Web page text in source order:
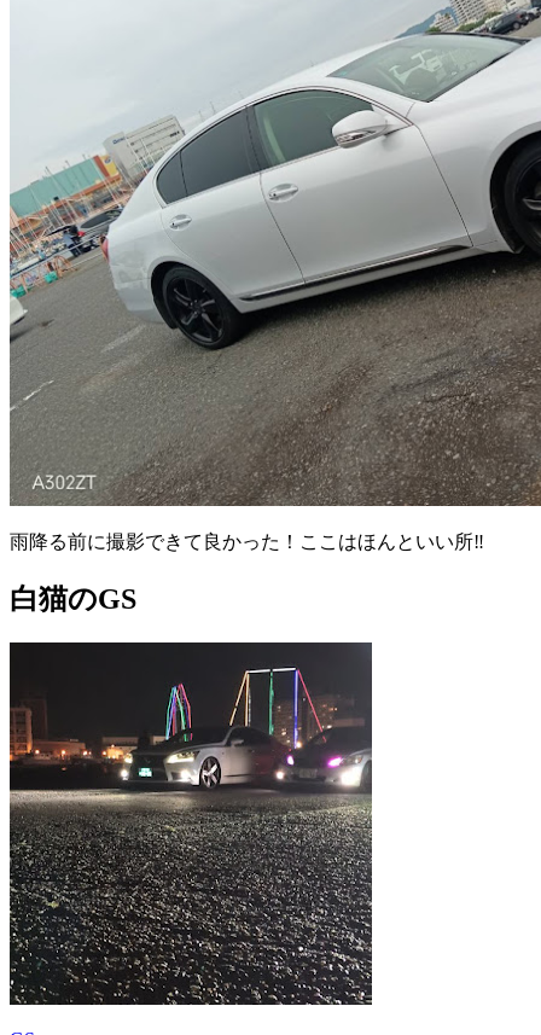
雨降る前に撮影できて良かった！ここはほんといい所‼️
白猫のGS